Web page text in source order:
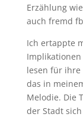
Erzählung
auch fremd
Ich ertappte
lesen für ihre
das in
Melodie. Die
der Stadt